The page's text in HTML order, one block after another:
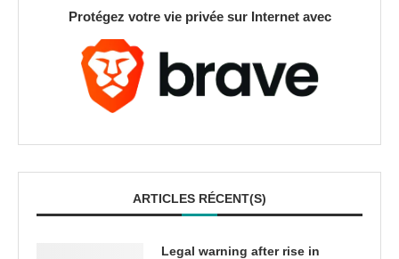
Protégez votre vie privée sur Internet avec
ARTICLES RÉCENT(S)
Legal warning after rise in